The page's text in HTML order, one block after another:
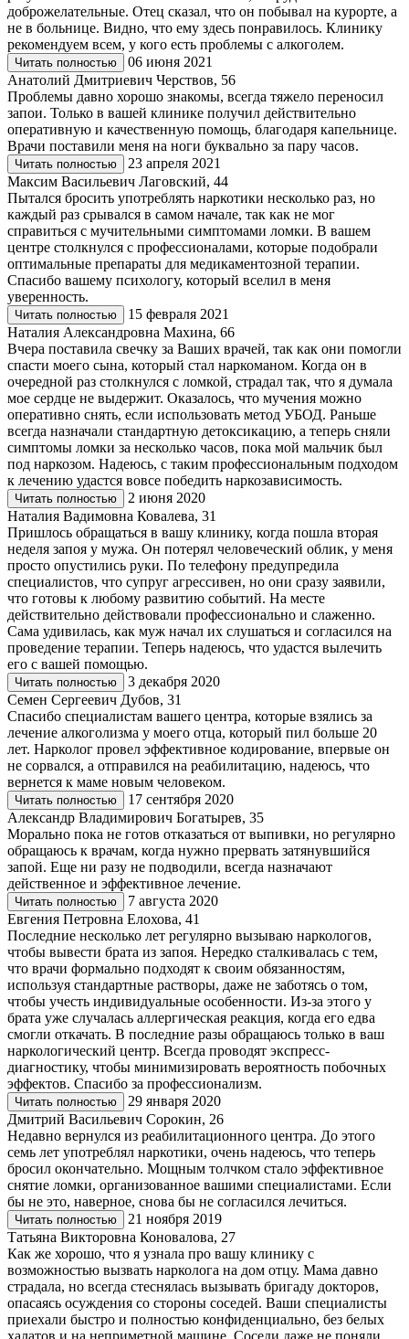
доброжелательные. Отец сказал, что он побывал на курорте, а
не в больнице. Видно, что ему здесь понравилось. Клинику
рекомендуем всем, у кого есть проблемы с алкоголем.
Читать полностью
06 июня 2021
Анатолий Дмитриевич Черствов, 56
Проблемы давно хорошо знакомы, всегда тяжело переносил
запои. Только в вашей клинике получил действительно
оперативную и качественную помощь, благодаря капельнице.
Врачи поставили меня на ноги буквально за пару часов.
Читать полностью
23 апреля 2021
Максим Васильевич Лаговский, 44
Пытался бросить употреблять наркотики несколько раз, но
каждый раз срывался в самом начале, так как не мог
справиться с мучительными симптомами ломки. В вашем
центре столкнулся с профессионалами, которые подобрали
оптимальные препараты для медикаментозной терапии.
Спасибо вашему психологу, который вселил в меня
уверенность.
Читать полностью
15 февраля 2021
Наталия Александровна Махина, 66
Вчера поставила свечку за Ваших врачей, так как они помогли
спасти моего сына, который стал наркоманом. Когда он в
очередной раз столкнулся с ломкой, страдал так, что я думала
мое сердце не выдержит. Оказалось, что мучения можно
оперативно снять, если использовать метод УБОД. Раньше
всегда назначали стандартную детоксикацию, а теперь сняли
симптомы ломки за несколько часов, пока мой мальчик был
под наркозом. Надеюсь, с таким профессиональным подходом
к лечению удастся вовсе победить наркозависимость.
Читать полностью
2 июня 2020
Наталия Вадимовна Ковалева, 31
Пришлось обращаться в вашу клинику, когда пошла вторая
неделя запоя у мужа. Он потерял человеческий облик, у меня
просто опустились руки. По телефону предупредила
специалистов, что супруг агрессивен, но они сразу заявили,
что готовы к любому развитию событий. На месте
действительно действовали профессионально и слаженно.
Сама удивилась, как муж начал их слушаться и согласился на
проведение терапии. Теперь надеюсь, что удастся вылечить
его с вашей помощью.
Читать полностью
3 декабря 2020
Семен Сергеевич Дубов, 31
Спасибо специалистам вашего центра, которые взялись за
лечение алкоголизма у моего отца, который пил больше 20
лет. Нарколог провел эффективное кодирование, впервые он
не сорвался, а отправился на реабилитацию, надеюсь, что
вернется к маме новым человеком.
Читать полностью
17 сентября 2020
Александр Владимирович Богатырев, 35
Морально пока не готов отказаться от выпивки, но регулярно
обращаюсь к врачам, когда нужно прервать затянувшийся
запой. Еще ни разу не подводили, всегда назначают
действенное и эффективное лечение.
Читать полностью
7 августа 2020
Евгения Петровна Елохова, 41
Последние несколько лет регулярно вызываю наркологов,
чтобы вывести брата из запоя. Нередко сталкивалась с тем,
что врачи формально подходят к своим обязанностям,
используя стандартные растворы, даже не заботясь о том,
чтобы учесть индивидуальные особенности. Из-за этого у
брата уже случалась аллергическая реакция, когда его едва
смогли откачать. В последние разы обращаюсь только в ваш
наркологический центр. Всегда проводят экспресс-
диагностику, чтобы минимизировать вероятность побочных
эффектов. Спасибо за профессионализм.
Читать полностью
29 января 2020
Дмитрий Васильевич Сорокин, 26
Недавно вернулся из реабилитационного центра. До этого
семь лет употреблял наркотики, очень надеюсь, что теперь
бросил окончательно. Мощным толчком стало эффективное
снятие ломки, организованное вашими специалистами. Если
бы не это, наверное, снова бы не согласился лечиться.
Читать полностью
21 ноября 2019
Татьяна Викторовна Коновалова, 27
Как же хорошо, что я узнала про вашу клинику с
возможностью вызвать нарколога на дом отцу. Мама давно
страдала, но всегда стеснялась вызывать бригаду докторов,
опасаясь осуждения со стороны соседей. Ваши специалисты
приехали быстро и полностью конфиденциально, без белых
халатов и на неприметной машине. Соседи даже не поняли,